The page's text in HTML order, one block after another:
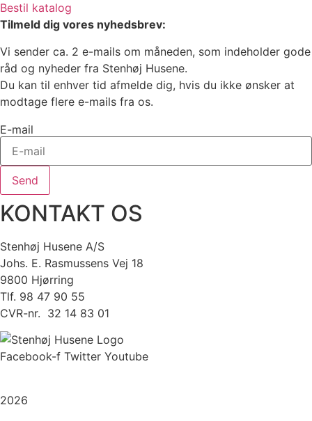
Bestil katalog
Tilmeld dig vores nyhedsbrev:
Vi sender ca. 2 e-mails om måneden, som indeholder gode
råd og nyheder fra Stenhøj Husene.
Du kan til enhver tid afmelde dig, hvis du ikke ønsker at
modtage flere e-mails fra os.
E-mail
Send
KONTAKT OS
Stenhøj Husene A/S
Johs. E. Rasmussens Vej 18
9800 Hjørring
Tlf. 98 47 90 55
CVR-nr. 32 14 83 01
Facebook-f Twitter Youtube
2026